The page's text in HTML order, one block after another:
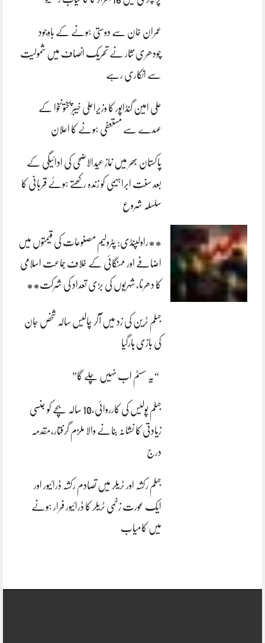
عمران خان سے دوستی ہونے کے باوجود
چودھری نثار نے تحریک انصاف میں شمولیت
سے انکاری رہے
علی امین گنڈاپور کا وزیراعلیٰ خیبرپختونخوا کے
عہدے سے مستعفی ہونے کا اعلان
پاکستان بھر میں نمازِ عیدالاضحی کی ادائیگی کے
بعد سنتِ ابراہیمی کو زندہ رکھتے ہوئے قربانی کا
سلسلہ شروع
**راولپنڈی: پٹرولیم مصنوعات کی قیمتوں میں
اضافے اور مہنگائی کے خلاف جماعت اسلامی
کا دھرنا، شہریوں کی بڑی تعداد کی شرکت**
جہلم ٹرین کی زد میں آکر چالیس سالہ شخص جان
کی بازی ہارگیا
“یہ سسٹم اب نہیں چلے گا”
جہلم پولیس کی کارروائی،10 سالہ بچے کو جنسی
زیادتی کا نشانہ بنانے والا ملزم گرفتار،مقدمہ
درج
جہلم رکشہ اور ٹریلر میں تصادم رکشہ ڈرائیور اور
ایک عورت زخمی ٹریلر کا ڈرائیور فرار ہونے
میں کامیاب